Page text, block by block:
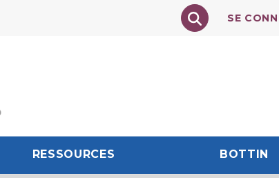
Texte àSE
RESSOURCES BOTTIN